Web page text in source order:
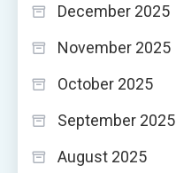
December 2025
November 2025
October 2025
September 2025
August 2025